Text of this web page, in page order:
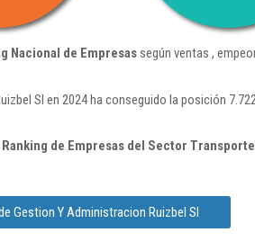
Nacional de Empresassegún ventas ,
Sl en 2024 ha conseguido la posición
Ranking de Empresas del Sector
Gestion Y Administracion Ruizbel Sl